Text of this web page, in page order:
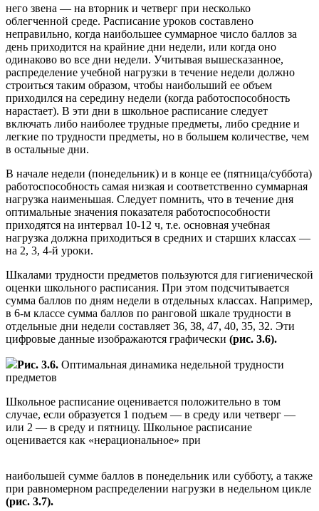
него звена — на вторник и четверг при несколько
облегченной среде. Расписание уроков составлено
неправильно, когда наибольшее суммарное число баллов за
день приходится на крайние дни недели, или когда оно
одинаково во все дни недели. Учитывая вышесказанное,
распределение учебной нагрузки в течение недели должно
строиться таким образом, чтобы наибольший ее объем
приходился на середину недели (когда работоспособность
нарастает). В эти дни в школьное расписание следует
включать либо наиболее трудные предметы, либо средние и
легкие по трудности предметы, но в большем количестве, чем
в остальные дни.
В начале недели (понедельник) и в конце ее (пятница/суббота)
работоспособность самая низкая и соответственно суммарная
нагрузка наименьшая. Следует помнить, что в течение дня
оптимальные значения показателя работоспособности
приходятся на интервал 10-12 ч, т.е. основная учебная
нагрузка должна приходиться в средних и старших классах —
на 2, 3, 4-й уроки.
Шкалами трудности предметов пользуются для гигиенической
оценки школьного расписания. При этом подсчитывается
сумма баллов по дням недели в отдельных классах. Например,
в 6-м классе сумма баллов по ранговой шкале трудности в
отдельные дни недели составляет 36, 38, 47, 40, 35, 32. Эти
цифровые данные изображаются графически (рис. 3.6).
Рис. 3.6. Оптимальная динамика недельной трудности
предметов
Школьное расписание оценивается положительно в том
случае, если образуется 1 подъем — в среду или четверг —
или 2 — в среду и пятницу. Школьное расписание
оценивается как «нерациональное» при
наибольшей сумме баллов в понедельник или субботу, а также
при равномерном распределении нагрузки в недельном цикле
(рис. 3.7).